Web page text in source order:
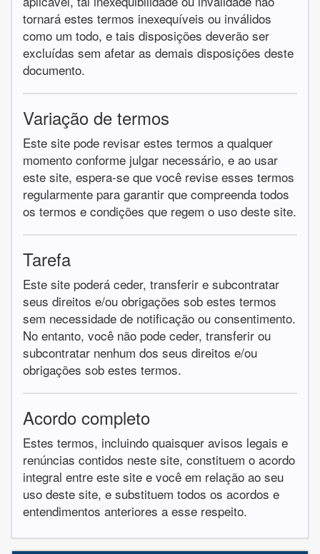
tornará estes termos inexequíveis ou inválidos
como um todo, e tais disposições deverão ser
excluídas sem afetar as demais disposições deste
documento.
Variação de termos
Este site pode revisar estes termos a qualquer
momento conforme julgar necessário, e ao usar
este site, espera-se que você revise esses termos
regularmente para garantir que compreenda todos
os termos e condições que regem o uso deste site.
Tarefa
Este site poderá ceder, transferir e subcontratar
seus direitos e/ou obrigações sob estes termos
sem necessidade de notificação ou consentimento.
No entanto, você não pode ceder, transferir ou
subcontratar nenhum dos seus direitos e/ou
obrigações sob estes termos.
Acordo completo
Estes termos, incluindo quaisquer avisos legais e
renúncias contidos neste site, constituem o acordo
integral entre este site e você em relação ao seu
uso deste site, e substituem todos os acordos e
entendimentos anteriores a esse respeito.